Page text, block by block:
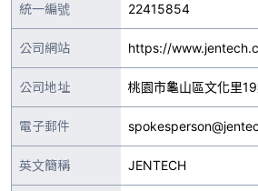
統一編號 22415854
公司網站 https://
公司地址 桃園市龜山區文化里
電子郵件
英文簡稱 JENTECH